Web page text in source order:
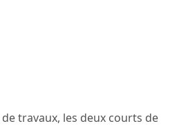
travaux, les deux courts de